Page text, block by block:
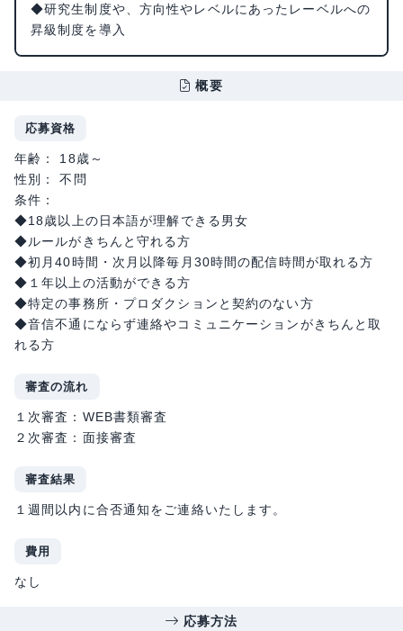
◆研究生制度や、方向性やレベルにあったレーベルへの
昇級制度を導入
概要
応募資格
年齢： 18歳～
性別： 不問
条件：
◆18歳以上の日本語が理解できる男女
◆ルールがきちんと守れる方
◆初月40時間・次月以降毎月30時間の配信時間が取れる方
◆１年以上の活動ができる方
◆特定の事務所・プロダクションと契約のない方
◆音信不通にならず連絡やコミュニケーションがきちんと取
れる方
審査の流れ
１次審査：WEB書類審査
２次審査：面接審査
審査結果
１週間以内に合否通知をご連絡いたします。
費用
なし
応募方法